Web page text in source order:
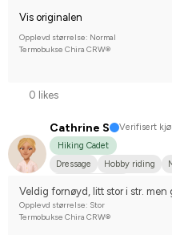
Vis originalen
Opplevd størrelse: Normal
Termobukse Chira CRW®
0 likes
Cathrine S
Verifisert
Hiking Cadet
Dressage
Hobby riding
Veldig fornøyd, litt stor i str. men
Opplevd størrelse: Stor
Termobukse Chira CRW®